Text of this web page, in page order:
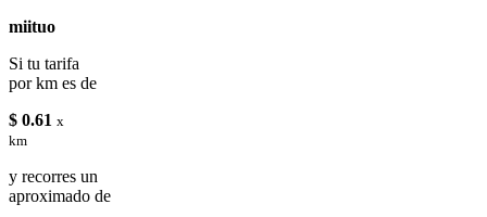
miituo
Si tu tarifa
por km es de
$ 0.61 x
km
y recorres un
aproximado de